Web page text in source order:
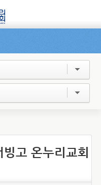
고 온누리교회